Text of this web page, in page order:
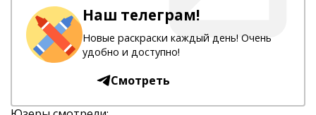
Наш телеграм!
Новые раскраски каждый день! Очень
удобно и доступно!
Смотреть